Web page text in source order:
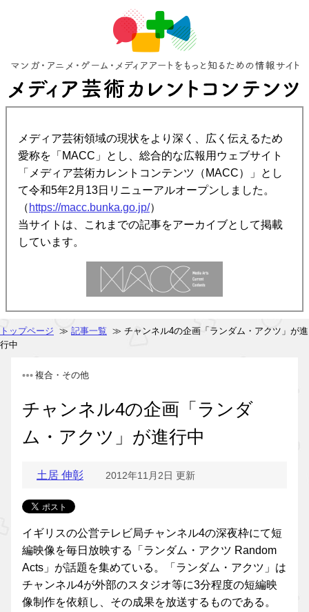
メディア芸術領域の現状をより深く、広く伝えるため
愛称を「MACC」とし、総合的な広報用ウェブサイト
「メディア芸術カレントコンテンツ（MACC）」とし
て令和5年2月13日リニューアルオープンしました。
（ https://macc.bunka.go.jp/）
当サイトは、これまでの記事をアーカイブとして掲載
しています。
トップページ ≫ 記事一覧 ≫ チャンネル4の企画「ランダム・アクツ」が進
行中
複合・その他
チャンネル4の企画「ランダ
ム・アクツ」が進行中
土居 伸彰 2012年11月2日 更新
イギリスの公営テレビ局チャンネル4の深夜枠にて短
編映像を毎日放映する「ランダム・アクツ Random
Acts」が話題を集めている。「ランダム・アクツ」は
チャンネル4が外部のスタジオ等に3分程度の短編映
像制作を依頼し、その成果を放送するものである。